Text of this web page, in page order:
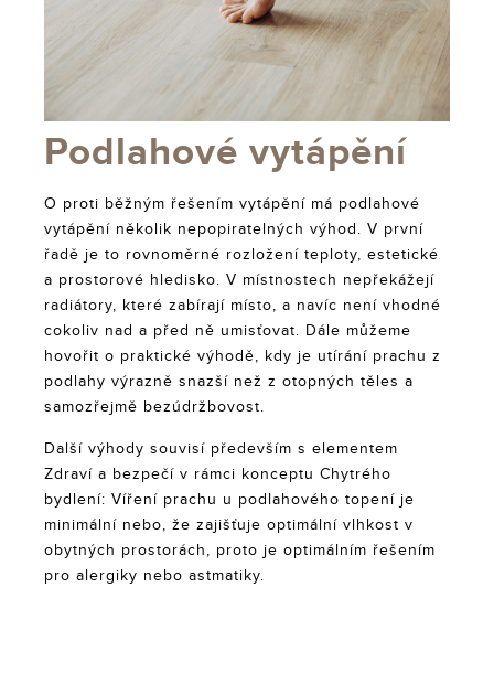
Podlahové vytápění
O proti běžným řešením vytápění má podlahové
vytápění několik nepopiratelných výhod. V první
řadě je to rovnoměrné rozložení teploty, estetické
a prostorové hledisko. V místnostech nepřekážejí
radiátory, které zabírají místo, a navíc není vhodné
cokoliv nad a před ně umisťovat. Dále můžeme
hovořit o praktické výhodě, kdy je utírání prachu z
podlahy výrazně snazší než z otopných těles a
samozřejmě bezúdržbovost.
Další výhody souvisí především s elementem
Zdraví a bezpečí v rámci konceptu Chytrého
bydlení: Víření prachu u podlahového topení je
minimální nebo, že zajišťuje optimální vlhkost v
obytných prostorách, proto je optimálním řešením
pro alergiky nebo astmatiky.